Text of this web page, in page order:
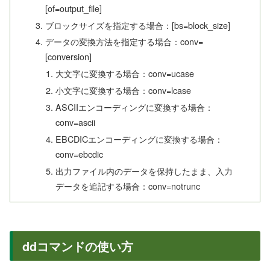
[of=output_file]
ブロックサイズを指定する場合：[bs=block_size]
データの変換方法を指定する場合：conv=
[conversion]
大文字に変換する場合：conv=ucase
小文字に変換する場合：conv=lcase
ASCIIエンコーディングに変換する場合：
conv=ascii
EBCDICエンコーディングに変換する場合：
conv=ebcdic
出力ファイル内のデータを保持したまま、入力
データを追記する場合：conv=notrunc
ddコマンドの使い方